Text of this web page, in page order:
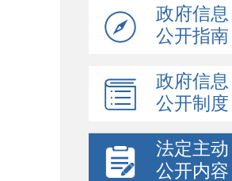
政府信息
公开指南
政府信息
公开制度
法定主动
公开内容